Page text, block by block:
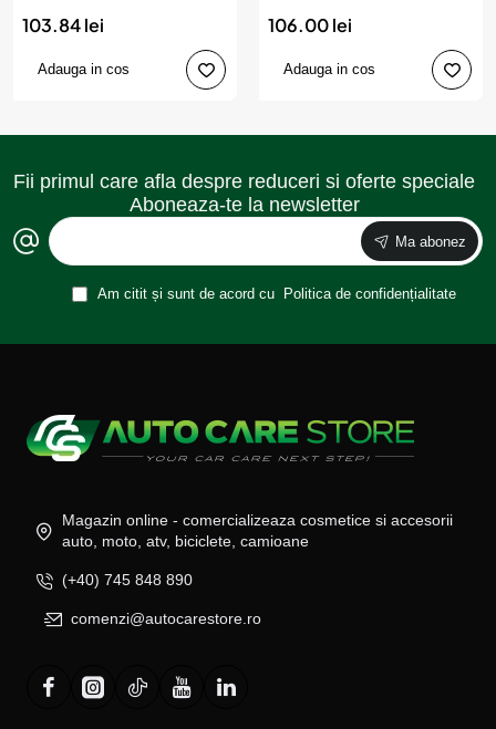
AMIO
103.84 lei
Adauga in cos
AMIO
106.00 lei
Adauga in cos
Fii primul care afla despre reduceri si oferte speciale
Aboneaza-te la newsletter
Ma abonez
Am citit și sunt de acord cu Politica de confidențialitate
Magazin online - comercializeaza cosmetice si accesorii
auto, moto, atv, biciclete, camioane
(+40) 745 848 890
comenzi@autocarestore.ro